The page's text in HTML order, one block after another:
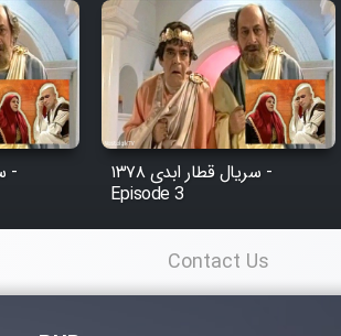
سریال قطار ابدی ۱۳۷۸ -
Episode 3
Contact Us